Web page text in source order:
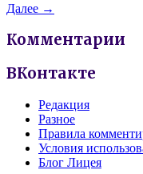
Далее →
Комментарии
ВКонтакте
Редакция
Разное
Правила
Условия
Блог Лицея